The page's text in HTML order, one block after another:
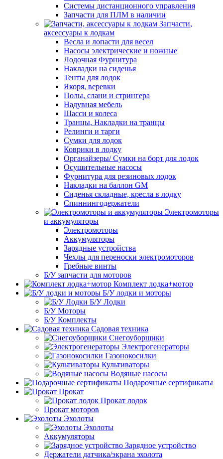
Системы дистанционного управления
Запчасти для ПЛМ в наличии
Запчасти,
аксессуары к лодкам
Весла и лопасти для весел
Насосы электрические и ножные
Лодочная Фурнитура
Накладки на сиденья
Тенты для лодок
Якоря, веревки
Полы, слани и стрингера
Надувная мебель
Шасси и колеса
Транцы, Накладки на транцы
Релинги и тарги
Сумки для лодок
Коврики в лодку
Органайзеры/ Сумки на борт для лодок
Осушительные насосы
Фурнитура для резиновых лодок
Накладки на баллон GM
Сиденья складные, кресла в лодку
Спиннингодержатели
Электромоторы
и аккумуляторы
Электромоторы
Аккумуляторы
Зарядные устройства
Чехлы для переноски электромоторов
Гребные винты
Б/У запчасти для моторов
Комплект лодка+мотор
Б/У лодки и моторы
Б/У Лодки
Б/У Моторы
Б/У Комплекты
Садовая техника
Снегоуборщики
Электрогенераторы
Газонокосилки
Культиваторы
Водяные насосы
Подарочные сертификаты
Прокат
Прокат лодок
Прокат моторов
Эхолоты
Эхолоты
Аккумуляторы
Зарядное устройство
Держатели датчика/экрана эхолота